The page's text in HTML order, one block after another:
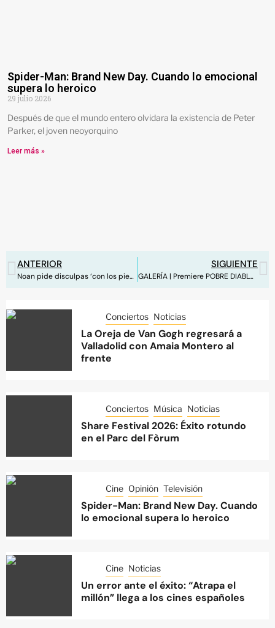
Spider-Man: Brand New Day. Cuando lo emocional
supera lo heroico
29 julio 2026
Después de que el mundo entero olvidara la existencia de Peter
Parker, el joven neoyorquino
Leer más »
ANTERIOR
Noan pide disculpas ‘con los pies en el techo’
SIGUIENTE
GALERÍA | Premiere POBRE DIABLO de HBO Max
Conciertos Noticias
La Oreja de Van Gogh regresará a
Valladolid con Amaia Montero al
frente
Conciertos Música Noticias
Share Festival 2026: Éxito rotundo
en el Parc del Fòrum
Cine Opinión Televisión
Spider-Man: Brand New Day. Cuando
lo emocional supera lo heroico
Cine Noticias
Un error ante el éxito: “Atrapa el
millón” llega a los cines españoles